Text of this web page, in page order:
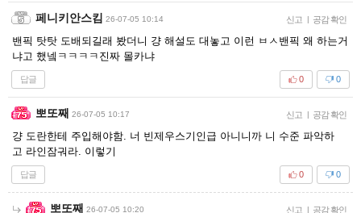
페니키안스킴 26-07-05 10:14 신고 | 공감 확인
밴픽 탓탓 도배되길래 봤더니 걍 해설도 대놓고 이런 ㅂㅅ밴픽 왜 하는거
냐고 했넼ㅋㅋㅋㅋ진짜 몰카냐
답글 0
0
뽀또째 26-07-05 10:17 신고 | 공감 확인
걍 도란한테 주입해야함. 너 빈제우스기인급 아니니까 니 수준 파악하
고 라인잠궈라. 이렇기
답글 0
0
뽀또째 26-07-05 10:20 신고 | 공감 확인